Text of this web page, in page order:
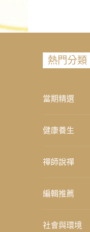
熱門分類
當期精選
健康養生
禪師說禪
編輯推薦
社會與環境